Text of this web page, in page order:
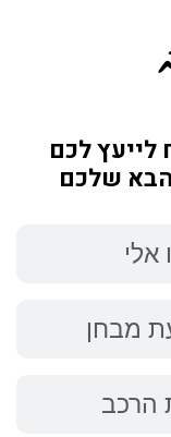
לייעץ לכם
הבא שלכם
אלי
מבחן
הרכב